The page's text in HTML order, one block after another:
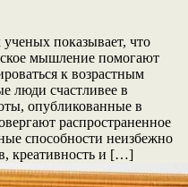
показывает, что
мышление помогают
к возрастным
люди счастливее в
опубликованные в
распространенное
способности неизбежно
креативность и […]